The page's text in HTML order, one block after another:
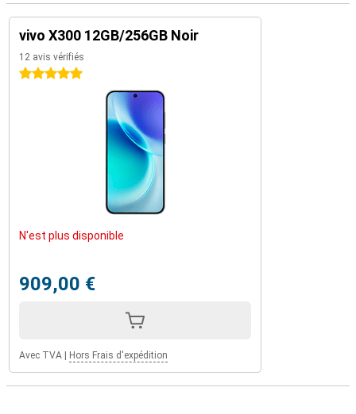
vivo X300 12GB/256GB Noir
12 avis vérifiés
5 étoiles
N'est plus disponible
909,00 €
Avec TVA Hors Frais d'expédition